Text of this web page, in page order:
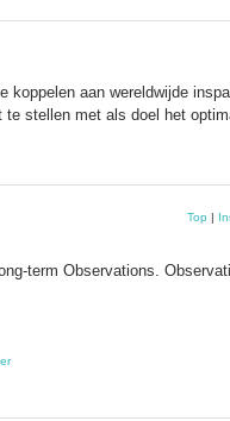
aan wereldwijde
stellen met als doel het
Top |
term Observations.